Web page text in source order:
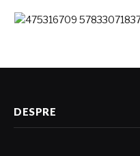
DESPRE